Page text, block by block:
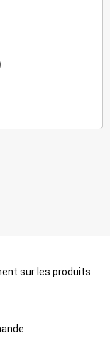
sur les produits